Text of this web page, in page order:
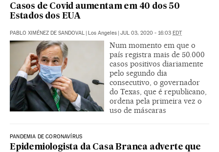
Casos de Covid aumentam em 40 dos 50
Estados dos EUA
PABLO XIMÉNEZ DE SANDOVAL | Los Angeles | JUL 03, 2020 - 16:03 EDT
Num momento em que o
país registra mais de 50.000
casos positivos diariamente
pelo segundo dia
consecutivo, o governador
do Texas, que é republicano,
ordena pela primeira vez o
uso de máscaras
PANDEMIA DE CORONAVÍRUS
Epidemiologista da Casa Branca adverte que